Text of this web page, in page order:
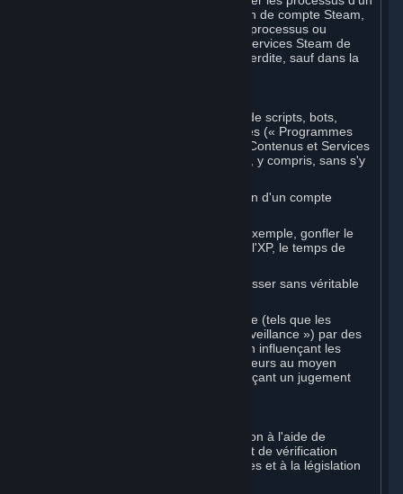
Marché de Souscriptions ou de création de compte Steam,
ou pour interagir avec ou contrôler les processus ou
l'interface utilisateur des Contenus et Services Steam de
toute autre manière, est strictement interdite, sauf dans la
Vous ne pouvez utiliser aucune forme de scripts, bots,
macros ou autres systèmes automatisés (« Programmes
automatisés ») pour interagir avec les Contenus et Services
Steam de quelque manière que ce soit, y compris, sans s'y
automatiser le processus de création d'un compte
falsifier les statistiques de jeu (par exemple, gonfler le
nombre de victoires ou de défaites, l'XP, le temps de
obtenir des récompenses ou progresser sans véritable
participer à des systèmes d'arbitrage (tels que les
évaluations par les pairs ou la « surveillance ») par des
moyens automatisés, notamment en influençant les
résultats ou en signalant des utilisateurs au moyen
d'actions scriptées plutôt qu'en exerçant un jugement
Nous pouvons appliquer cette disposition à l'aide de
méthodes de détection automatisées et de vérification
humaine, conformément à nos politiques et à la législation